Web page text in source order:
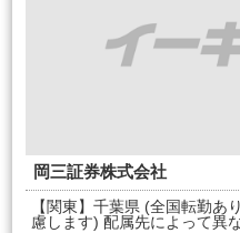
岡三証券株式会社
【関東】千葉県 (全国転勤あ
慮します) 配属先によって異